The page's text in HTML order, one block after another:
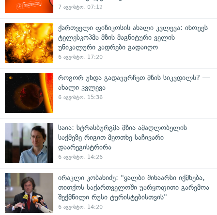
7 აგვისტო, 07:12
ქართველი ფიზიკოსის ახალი კვლევა: ინოუეს
ტელესკოპმა მზის მაგნიტური ველის
უნიკალური კადრები გადაიღო
6 აგვისტო, 17:20
როგორ უნდა გადავურჩეთ მზის სიკვდილს? —
ახალი კვლევა
6 აგვისტო, 15:36
საია: სტრასბურგმა მზია ამაღლობელის
საქმეზე რიგით მეოთხე საჩივარი
დაარეგისტრირა
6 აგვისტო, 14:26
ირაკლი კობახიძე: "ყალბი შინაარსი იქმნება,
თითქოს საქართველოში უარყოფითი გარემოა
შექმნილი რუსი ტურისტებისთვის"
6 აგვისტო, 14:20